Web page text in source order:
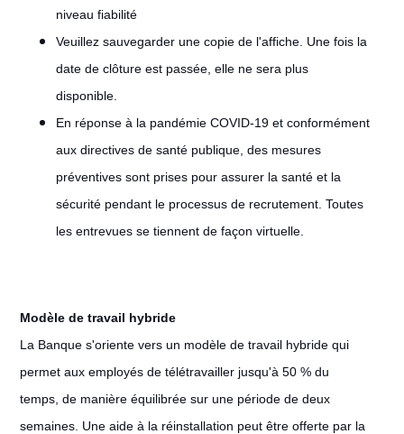
niveau fiabilité
Veuillez sauvegarder une copie de l'affiche. Une fois la
date de clôture est passée, elle ne sera plus
disponible.
En réponse à la pandémie COVID-19 et conformément
aux directives de santé publique, des mesures
préventives sont prises pour assurer la santé et la
sécurité pendant le processus de recrutement. Toutes
les entrevues se tiennent de façon virtuelle.
Modèle de travail hybride
La Banque s'oriente vers un modèle de travail hybride qui
permet aux employés de télétravailler jusqu'à 50 % du
temps, de manière équilibrée sur une période de deux
semaines. Une aide à la réinstallation peut être offerte par la